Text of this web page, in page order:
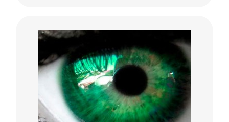
L’Iridologia Olistica è “l’arte” che osserva i
segni, le anomalie, i fenomeni, i colori e le
architetture dell’occhio, per comprendere lo
stato fisico…..
CONTINUA A LEGGERE